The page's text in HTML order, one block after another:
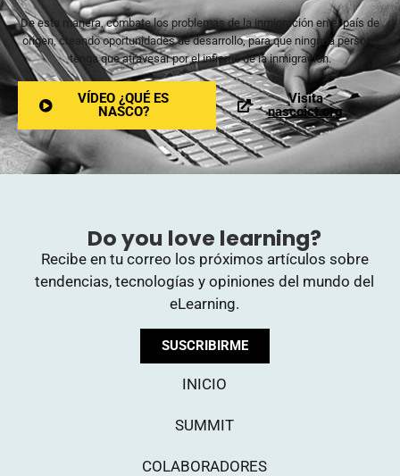
De esta manera, combate los problemas de la inmigración en el país de
origen, creando oportunidades de desarrollo, para que ninguna persona
tenga que atravesar por el infierno de la inmigración.
VÍDEO ¿QUÉ ES
NASCO?
Visita
nascoict.org
Do you love learning?
Recibe en tu correo los próximos artículos sobre
tendencias, tecnologías y opiniones del mundo del
eLearning.
SUSCRIBIRME
INICIO
SUMMIT
COLABORADORES